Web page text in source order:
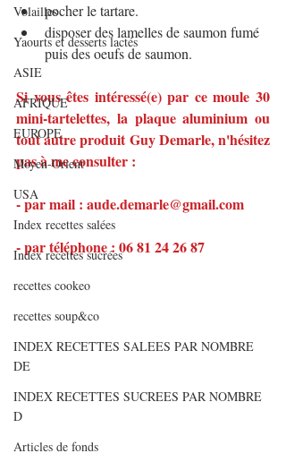
Volailles
Yaourts et desserts lactés
ASIE
AFRIQUE
EUROPE
Moyen-Orient
USA
Index recettes salées
Index recettes sucrées
recettes cookeo
recettes soup&co
INDEX RECETTES SALEES PAR NOMBRE
DE
INDEX RECETTES SUCREES PAR NOMBRE
D
Articles de fonds
pocher le tartare.
disposer des lamelles de saumon fumé
puis des oeufs de saumon.
Si vous êtes intéressé(e) par ce moule 30
mini-tartelettes, la plaque aluminium ou
tout autre produit Guy Demarle, n'hésitez
pas à me consulter :
- par mail : aude.demarle@gmail.com
- par téléphone : 06 81 24 26 87